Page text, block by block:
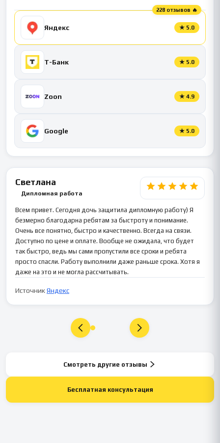
228 отзывов 🔥
Яндекс ★ 5.0
Т-Банк ★ 5.0
Zoon ★ 4.9
Google ★ 5.0
Светлана
Дипломная работа
Всем привет. Сегодня дочь защитила дипломную работу) Я
безмерно благодарна ребятам за быстроту и понимание.
Очень все понятно, быстро и качественно. Всегда на связи.
Доступно по цене и оплате. Вообще не ожидала, что будет
так быстро, ведь мы сами пропустили все сроки и ребята
просто спасли. Работу выполнили даже раньше срока. Хотя я
даже на это и не могла рассчитывать.
ИсточникЯндекс
Смотреть другие отзывы
Бесплатная консультация